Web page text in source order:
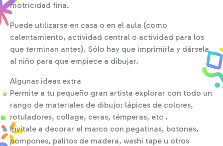
motricidad fina.
Puede utilizarse en casa o en el aula (como
calentamiento, actividad central o actividad para los
que terminan antes). Sólo hay que imprimirla y dársela
al niño para que empiece a dibujar.
Algunas ideas extra
Permite a tu pequeño gran artista explorar con todo un
rango de materiales de dibujo: lápices de colores,
rotuladores, collage, ceras, témperas, etc .
Invítale a decorar el marco con pegatinas, botones,
pompones, palitos de madera, washi tape u otros